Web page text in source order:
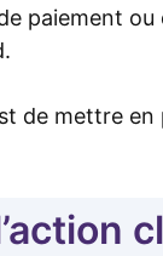
paiement
de mettre